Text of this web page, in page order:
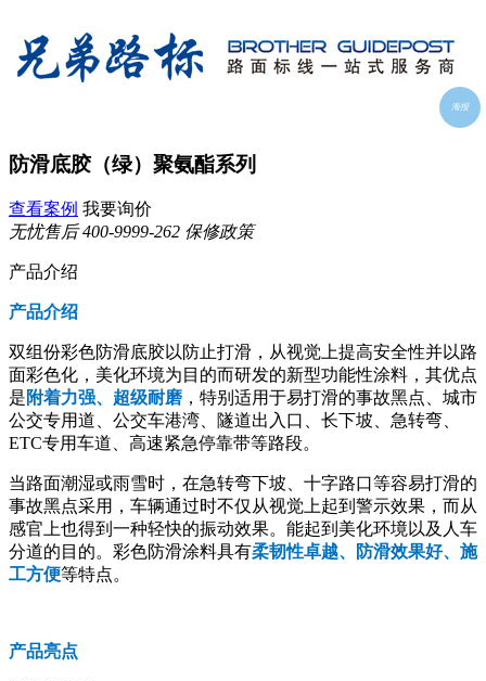
防滑底胶（绿）聚氨酯系列
查看案例 我要询价
无忧售后 400-9999-262 保修政策
产品介绍
产品介绍
双组份彩色防滑底胶以防止打滑，从视觉上提高安全性并以路
面彩色化，美化环境为目的而研发的新型功能性涂料，其优点
是附着力强、超级耐磨 ，特别适用于易打滑的事故黑点、城市
公交专用道、公交车港湾、隧道出入口、长下坡、急转弯、
ETC专用车道、高速紧急停靠带等路段。
当路面潮湿或雨雪时，在急转弯下坡、十字路口等容易打滑的
事故黑点采用，车辆通过时不仅从视觉上起到警示效果，而从
感官上也得到一种轻快的振动效果。能起到美化环境以及人车
分道的目的。彩色防滑涂料具有柔韧性卓越、防滑效果好、施
工方便等特点。
产品亮点
海报